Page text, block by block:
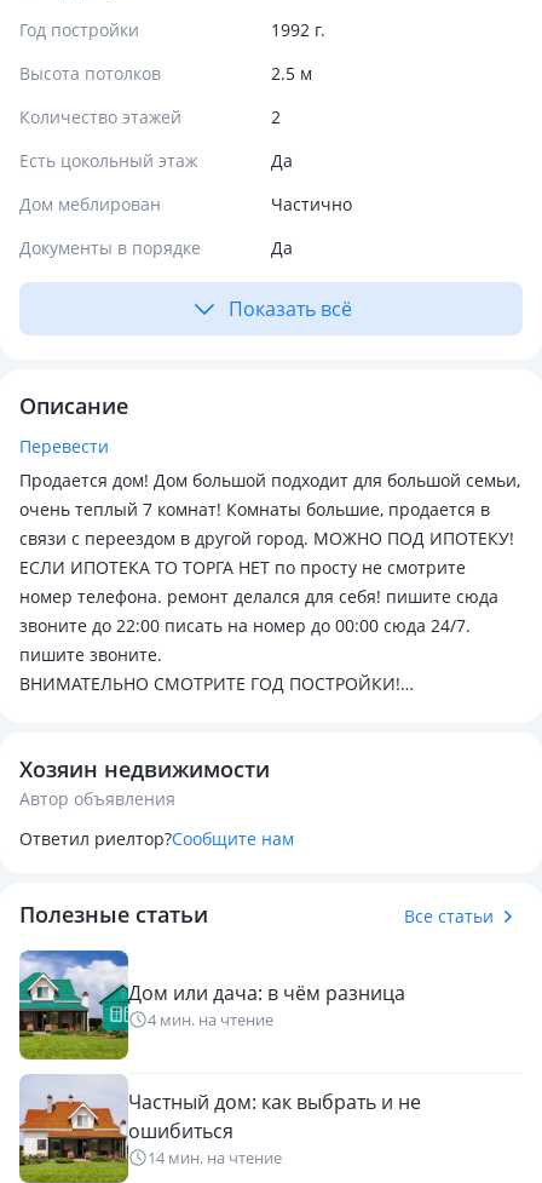
Год постройки
1992 г.
Высота потолков
2.5 м
Количество этажей
2
Есть цокольный этаж
Да
Дом меблирован
Частично
Документы в порядке
Да
Показать всё
Описание
Перевести
Продается дом! Дом большой подходит для большой семьи,
очень теплый 7 комнат! Комнаты большие, продается в
связи с переездом в другой город. МОЖНО ПОД ИПОТЕКУ!
ЕСЛИ ИПОТЕКА ТО ТОРГА НЕТ по просту не смотрите
номер телефона. ремонт делался для себя! пишите сюда
звоните до 22:00 писать на номер до 00:00 сюда 24/7.
пишите звоните.
ВНИМАТЕЛЬНО СМОТРИТЕ ГОД ПОСТРОЙКИ!
ТОЛЬКО ЗА НАЛИЧНЫЕ.
Хозяин недвижимости
Автор объявления
Ответил риелтор?Сообщите нам
Полезные статьи Все статьи
Дом или дача: в чём разница
4 мин. на чтение
Частный дом: как выбрать и не
ошибиться
14 мин. на чтение